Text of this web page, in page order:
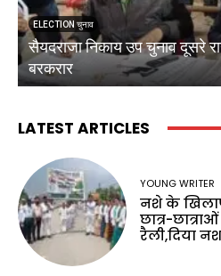
ELECTION चुनाव
सैयदराजा निकाय उप चुनाव दूसरे
बरकरार
LATEST ARTICLES
YOUNG WRITER
नशे के
छात्र-
रैली,दिया